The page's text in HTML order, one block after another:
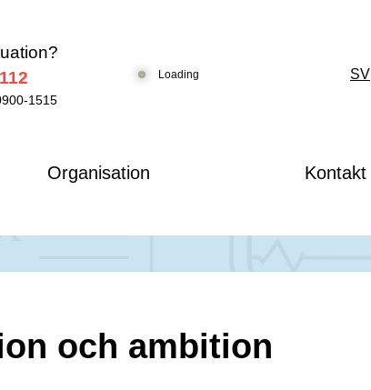
112
1515
Loading SV
Organisation Kontakt
och ambition